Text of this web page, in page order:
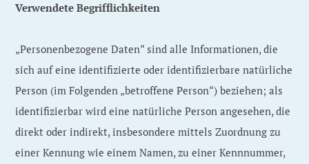
Verwendete Begrifflichkeiten
„Personenbezogene Daten“ sind alle Informationen, die
sich auf eine identifizierte oder identifizierbare natürliche
Person (im Folgenden „betroffene Person“) beziehen; als
identifizierbar wird eine natürliche Person angesehen, die
direkt oder indirekt, insbesondere mittels Zuordnung zu
einer Kennung wie einem Namen, zu einer Kennnummer,